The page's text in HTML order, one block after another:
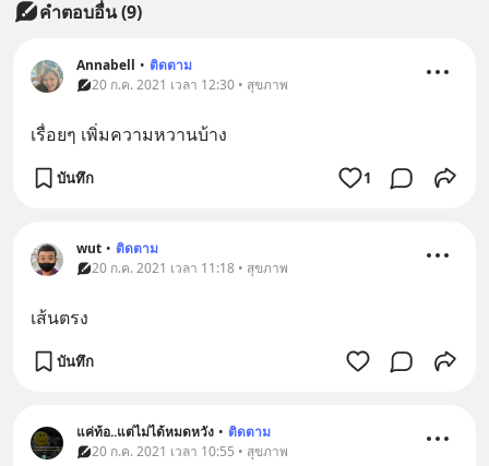
คำตอบอื่น(9)
Annabell • ติดตาม
20 ก.ค. 2021 เวลา 12:30 • สุขภาพ
เรื่อยๆ เพิ่มความหวานบ้าง
บันทึก 1
wut • ติดตาม
20 ก.ค. 2021 เวลา 11:18 • สุขภาพ
เส้นตรง
บันทึก
แค่ท้อ..แต่ไม่ได้หมดหวัง • ติดตาม
20 ก.ค. 2021 เวลา 10:55 • สุขภาพ